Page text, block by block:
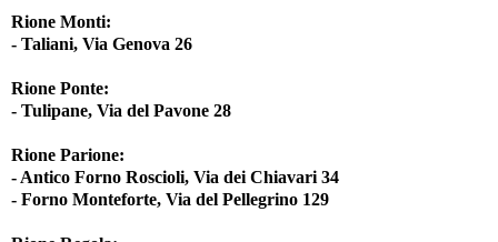
Rione Monti:
- Taliani, Via Genova 26
Rione Ponte:
- Tulipane, Via del Pavone 28
Rione Parione:
- Antico Forno Roscioli, Via dei Chiavari 34
- Forno Monteforte, Via del Pellegrino 129